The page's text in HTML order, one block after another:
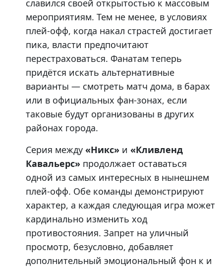
славился своей открытостью к массовым
мероприятиям. Тем не менее, в условиях
плей-офф, когда накал страстей достигает
пика, власти предпочитают
перестраховаться. Фанатам теперь
придётся искать альтернативные
варианты — смотреть матч дома, в барах
или в официальных фан-зонах, если
таковые будут организованы в других
районах города.
Серия между «Никс» и «Кливленд
Кавальерс» продолжает оставаться
одной из самых интересных в нынешнем
плей-офф. Обе команды демонстрируют
характер, а каждая следующая игра может
кардинально изменить ход
противостояния. Запрет на уличный
просмотр, безусловно, добавляет
дополнительный эмоциональный фон к и